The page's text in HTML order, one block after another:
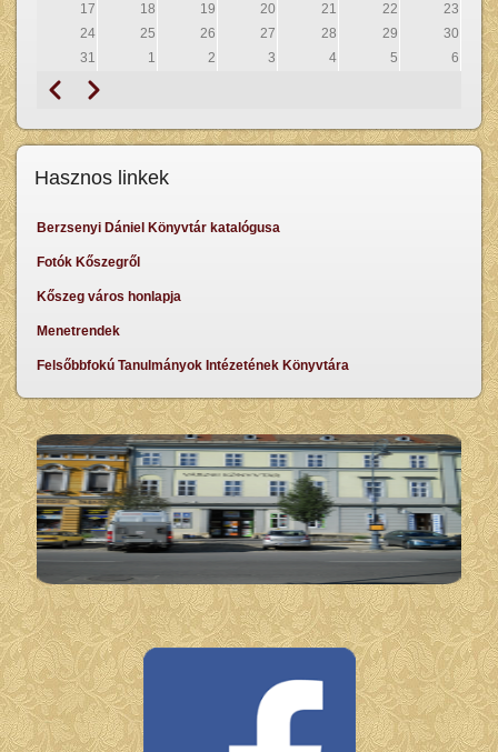
17
18 19 20 21 22
23
24
25 26 27 28 29
30
31
1 2 3 4 5 6
Oldalszámozás
Előző Következő
Hasznos linkek
Berzsenyi Dániel Könyvtár katalógusa
Fotók Kőszegről
Kőszeg város honlapja
Menetrendek
Felsőbbfokú Tanulmányok Intézetének Könyvtára